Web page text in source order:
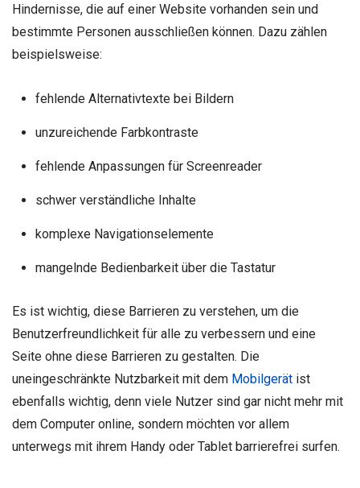
Hindernisse, die auf einer Website vorhanden sein und
bestimmte Personen ausschließen können. Dazu zählen
beispielsweise:
fehlende Alternativtexte bei Bildern
unzureichende Farbkontraste
fehlende Anpassungen für Screenreader
schwer verständliche Inhalte
komplexe Navigationselemente
mangelnde Bedienbarkeit über die Tastatur
Es ist wichtig, diese Barrieren zu verstehen, um die
Benutzerfreundlichkeit für alle zu verbessern und eine
Seite ohne diese Barrieren zu gestalten. Die
uneingeschränkte Nutzbarkeit mit dem Mobilgerät ist
ebenfalls wichtig, denn viele Nutzer sind gar nicht mehr mit
dem Computer online, sondern möchten vor allem
unterwegs mit ihrem Handy oder Tablet barrierefrei surfen.